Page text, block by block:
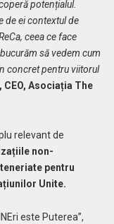
potențialul.
de ei contextul de
ceea ce face
să vedem cum
concret pentru viitorul
Asociația The
relevant de
non-
pentru
Unite.
este Puterea”,